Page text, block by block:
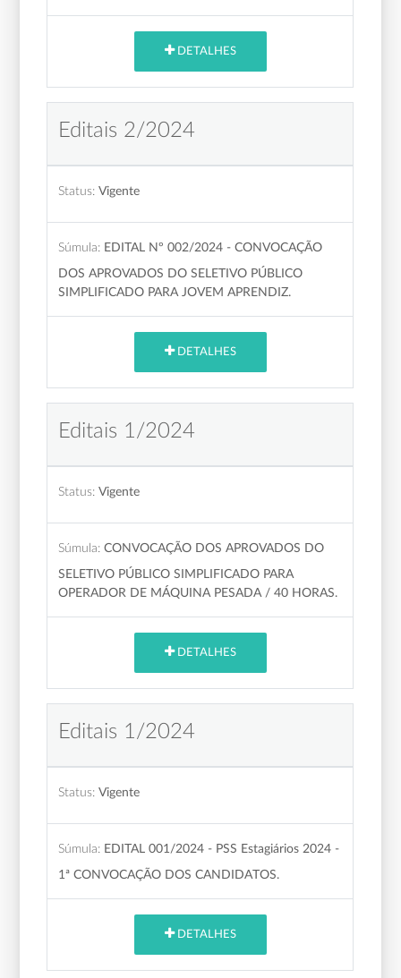
DETALHES
Editais 2/2024
Status: Vigente
Súmula: EDITAL Nº 002/2024 - CONVOCAÇÃO
DOS APROVADOS DO SELETIVO PÚBLICO
SIMPLIFICADO PARA JOVEM APRENDIZ.
DETALHES
Editais 1/2024
Status: Vigente
Súmula: CONVOCAÇÃO DOS APROVADOS DO
SELETIVO PÚBLICO SIMPLIFICADO PARA
OPERADOR DE MÁQUINA PESADA / 40 HORAS.
DETALHES
Editais 1/2024
Status: Vigente
Súmula: EDITAL 001/2024 - PSS Estagiários 2024 -
1ª CONVOCAÇÃO DOS CANDIDATOS.
DETALHES